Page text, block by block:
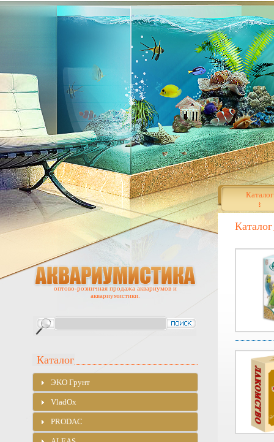
Каталог
Каталог
оптово-розничная продажа аквариумов и
аквариумистики.
Каталог
ЭKO Грунт
VladOx
PRODAC